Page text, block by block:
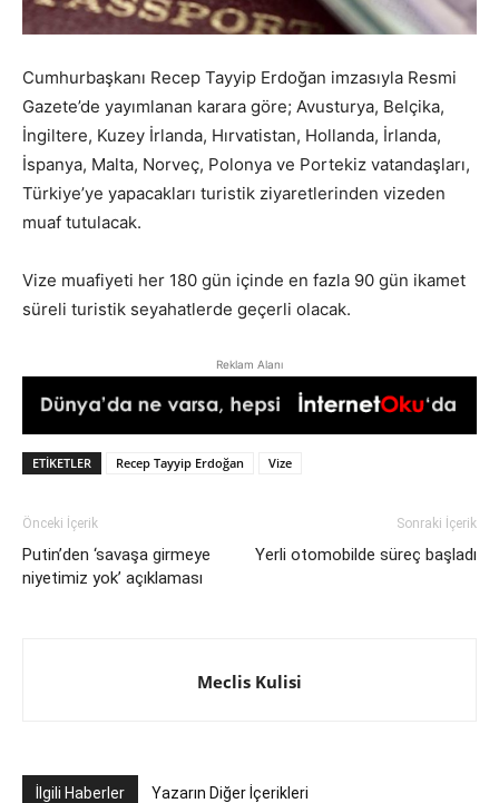
Cumhurbaşkanı Recep Tayyip Erdoğan imzasıyla Resmi
Gazete’de yayımlanan karara göre; Avusturya, Belçika,
İngiltere, Kuzey İrlanda, Hırvatistan, Hollanda, İrlanda,
İspanya, Malta, Norveç, Polonya ve Portekiz vatandaşları,
Türkiye’ye yapacakları turistik ziyaretlerinden vizeden
muaf tutulacak.
Vize muafiyeti her 180 gün içinde en fazla 90 gün ikamet
süreli turistik seyahatlerde geçerli olacak.
Reklam Alanı
ETIKETLER Recep Tayyip Erdoğan Vize
Önceki İçerik
Putin’den ‘savaşa girmeye
niyetimiz yok’ açıklaması
Sonraki İçerik
Yerli otomobilde süreç başladı
Meclis Kulisi
İlgili Haberler Yazarın Diğer İçerikleri